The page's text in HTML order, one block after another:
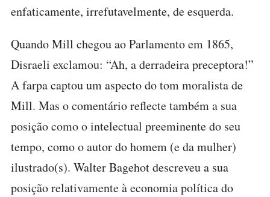
enfaticamente, irrefutavelmente, de esquerda.
Quando Mill chegou ao Parlamento em 1865,
Disraeli exclamou: “Ah, a derradeira preceptora!”
A farpa captou um aspecto do tom moralista de
Mill. Mas o comentário reflecte também a sua
posição como o intelectual preeminente do seu
tempo, como o autor do homem (e da mulher)
ilustrado(s). Walter Bagehot descreveu a sua
posição relativamente à economia política do